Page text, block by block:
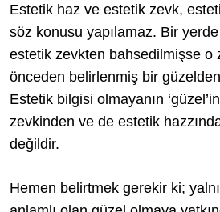
Estetik haz ve estetik zevk,
söz konusu yapılamaz. Bir
estetik zevkten bahsedilmişse o
önceden belirlenmiş bir
Estetik bilgisi olmayanın
zevkinden ve de estetik
değildir.
Hemen belirtmek gerekir ki;